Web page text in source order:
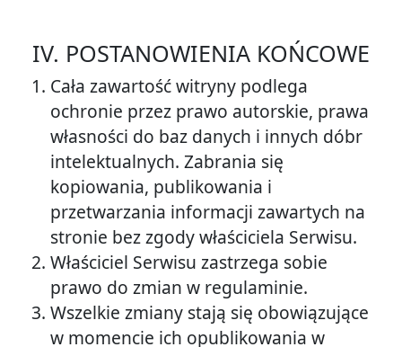
IV. POSTANOWIENIA KOŃCOWE
Cała zawartość witryny podlega
ochronie przez prawo autorskie, prawa
własności do baz danych i innych dóbr
intelektualnych. Zabrania się
kopiowania, publikowania i
przetwarzania informacji zawartych na
stronie bez zgody właściciela Serwisu.
Właściciel Serwisu zastrzega sobie
prawo do zmian w regulaminie.
Wszelkie zmiany stają się obowiązujące
w momencie ich opublikowania w